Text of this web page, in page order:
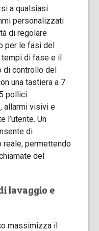
a qualsiasi
personalizzati
di regolare
per le fasi del
tempi di fase e il
di controllo del
una tastiera a 7
pollici.
allarmi visivi e
l’utente. Un
di
reale, permettendo
del
lavaggio e
massimizza il